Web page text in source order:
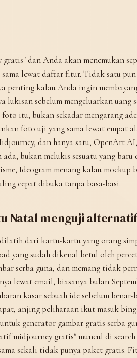
dan Anda akan menemukan
lewat daftar fitur. Tidak satu
penting kalau Anda ingin
lukisan sebelum mengeluarkan uang
itu, bukan sekadar mengarang
foto uji yang sama lewat empat
dan hanya satu, OpenArt
ada, bukan melukis sesuatu yang
Ideogram menang kalau mockup
cepat dibuka tanpa basa-basi.
Natal menguji
dari kartu-kartu yang orang
yang sudah dikenal betul oleh
serba guna, dan memang tidak
lewat email, biasanya bulan
kasar sebuah ide sebelum benar-
anjing peliharaan ikut masuk
generator gambar gratis serba
midjourney gratis" muncul di
sekali tidak punya paket gratis.